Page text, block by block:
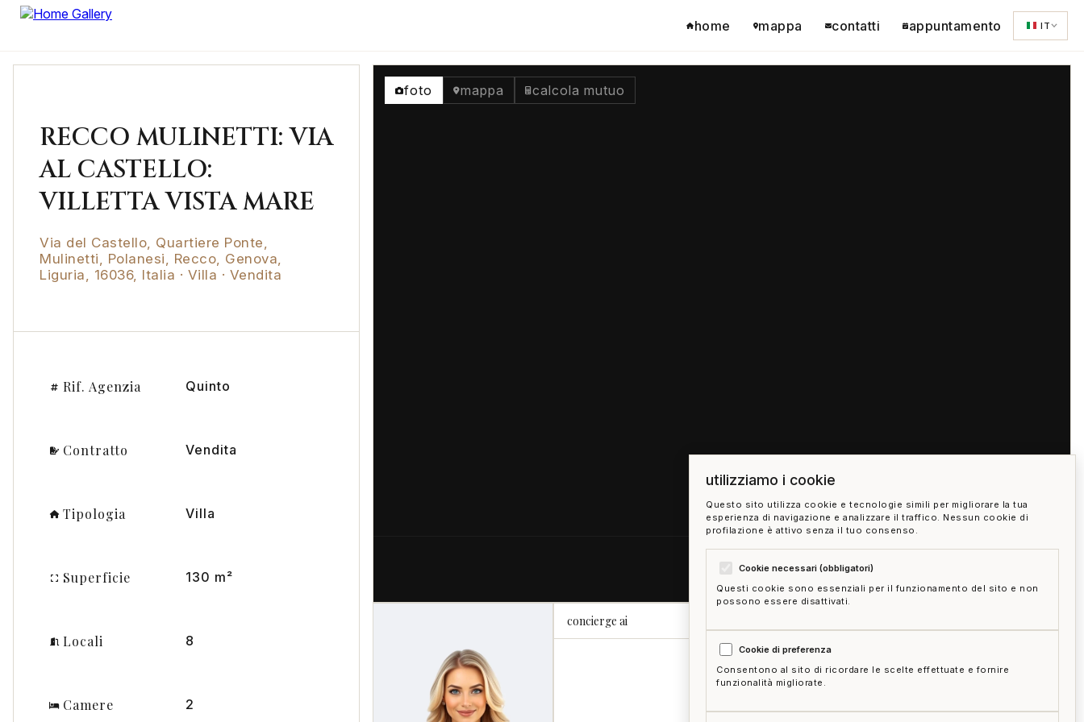
home mappa contatti appuntamento IT
RECCO MULINETTI: VIA
AL CASTELLO:
VILLETTA VISTA MARE
Via del Castello, Quartiere Ponte,
Mulinetti, Polanesi, Recco, Genova,
Liguria, 16036, Italia · Villa · Vendita
Rif. Agenzia Quinto
Contratto Vendita
Tipologia Villa
Superficie 130 m²
Locali 8
Camere 2
foto mappa calcola mutuo
concierge ai
utilizziamo i cookie
Questo sito utilizza cookie e tecnologie simili per migliorare la tua
esperienza di navigazione e analizzare il traffico. Nessun cookie di
profilazione è attivo senza il tuo consenso.
Cookie necessari (obbligatori)
Questi cookie sono essenziali per il funzionamento del sito e non
possono essere disattivati.
Cookie di preferenza
Consentono al sito di ricordare le scelte effettuate e fornire
funzionalità migliorate.